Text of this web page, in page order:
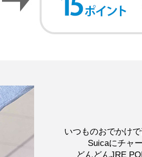
いつものおでかけ
Suicaにチャ
どんどんJRE